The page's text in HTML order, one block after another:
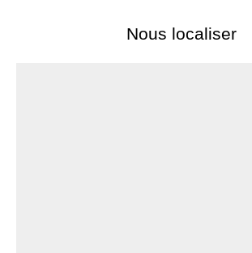
Nous localiser